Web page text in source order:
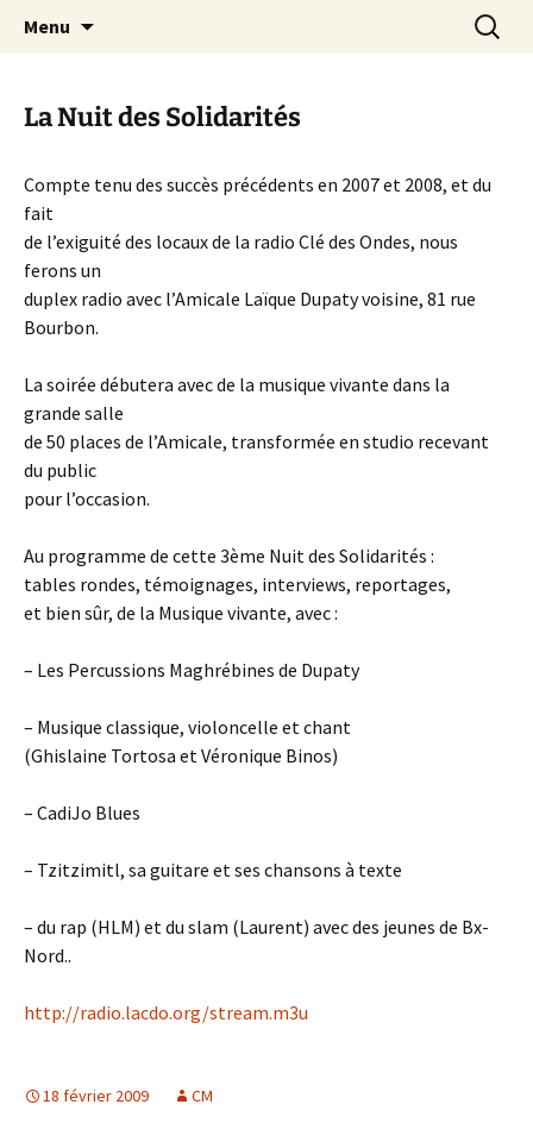
Canal Marches
Menu
La Nuit des Solidarités
Compte tenu des succès précédents en 2007 et 2008, et du
fait
de l’exiguité des locaux de la radio Clé des Ondes, nous
ferons un
duplex radio avec l’Amicale Laïque Dupaty voisine, 81 rue
Bourbon.
La soirée débutera avec de la musique vivante dans la
grande salle
de 50 places de l’Amicale, transformée en studio recevant
du public
pour l’occasion.
Au programme de cette 3ème Nuit des Solidarités :
tables rondes, témoignages, interviews, reportages,
et bien sûr, de la Musique vivante, avec :
– Les Percussions Maghrébines de Dupaty
– Musique classique, violoncelle et chant
(Ghislaine Tortosa et Véronique Binos)
– CadiJo Blues
– Tzitzimitl, sa guitare et ses chansons à texte
– du rap (HLM) et du slam (Laurent) avec des jeunes de Bx-
Nord..
http://radio.lacdo.org/stream.m3u
18 février 2009 CM